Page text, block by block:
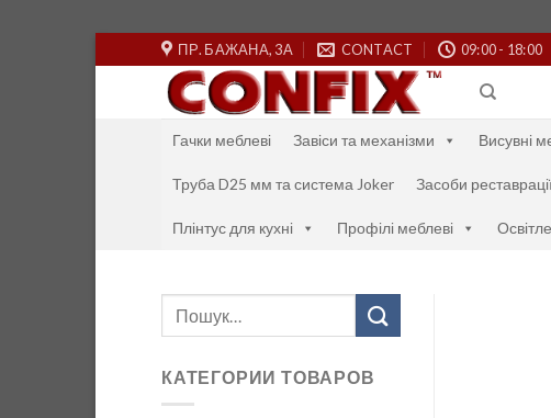
to
ПР. БАЖАНА, 3А CONTACT 09:00 - 18:00
Гачки меблеві Завіси та механізми Висувні
Труба D25 мм та система Joker Засоби
Плінтус для кухні Профілі меблеві
Шукати:
КАТЕГОРИИ ТОВАРОВ